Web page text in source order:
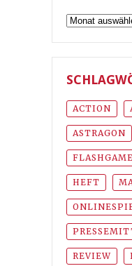
Archiv
ACTION
ASTRAGON
FLASHGAME
HEFT
REVIEW